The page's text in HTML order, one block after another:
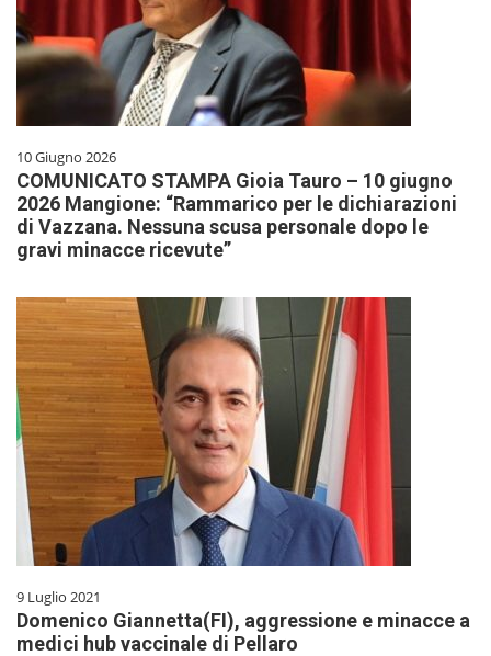
10 Giugno 2026
COMUNICATO STAMPA Gioia Tauro – 10 giugno
2026 Mangione: “Rammarico per le dichiarazioni
di Vazzana. Nessuna scusa personale dopo le
gravi minacce ricevute”
9 Luglio 2021
Domenico Giannetta(FI), aggressione e minacce a
medici hub vaccinale di Pellaro